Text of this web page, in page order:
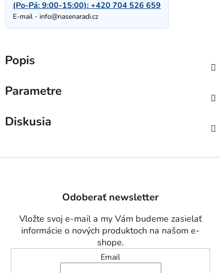
(Po-Pá: 9:00-15:00):+420 704 526 659
E-mail - info@nasenaradi.cz
Popis
Parametre
Diskusia
Odoberať newsletter
Vložte svoj e-mail a my Vám budeme zasielať
informácie o nových produktoch na našom e-
shope.
Email